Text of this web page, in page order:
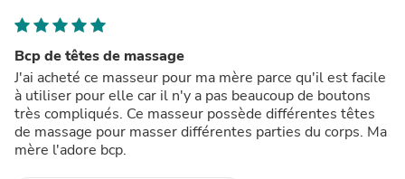
Bcp de têtes de massage
J'ai acheté ce masseur pour ma mère parce qu'il est facile
à utiliser pour elle car il n'y a pas beaucoup de boutons
très compliqués. Ce masseur possède différentes têtes
de massage pour masser différentes parties du corps. Ma
mère l'adore bcp.